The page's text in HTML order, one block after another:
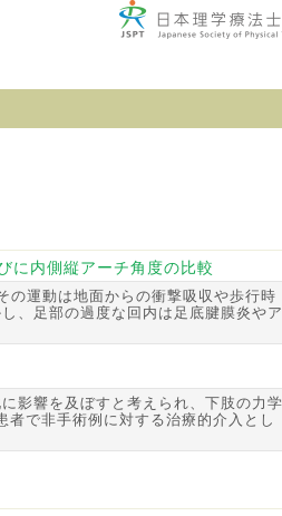
内側縦アーチ角度の比較
の運動は地面からの衝撃吸収や歩行時
、足部の過度な回内は足底腱膜炎やア
影響を及ぼすと考えられ、下肢の力学
で非手術例に対する治療的介入とし